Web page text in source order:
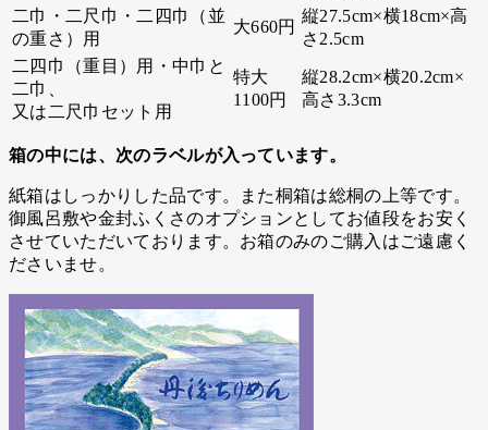
二巾・二尺巾・二四巾（並
の重さ）用
大660円
縦27.5cm×横18cm×高
さ2.5cm
二四巾（重目）用・中巾と
二巾、
又は二尺巾セット用
特大
1100円
縦28.2cm×横20.2cm×
高さ3.3cm
箱の中には、次のラベルが入っています。
紙箱はしっかりした品です。また桐箱は総桐の上等です。
御風呂敷や金封ふくさのオプションとしてお値段をお安く
させていただいております。お箱のみのご購入はご遠慮く
ださいませ。